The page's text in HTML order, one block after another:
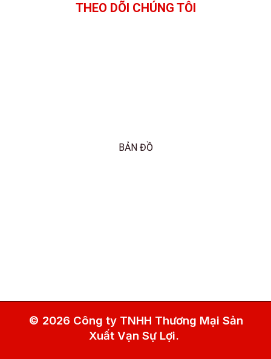
THEO DÕI CHÚNG TÔI
BẢN ĐỒ
© 2026 Công ty TNHH Thương Mại Sản
Xuất Vạn Sự Lợi.